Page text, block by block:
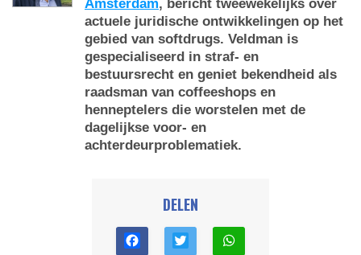
Amsterdam, bericht tweewekelijks over
actuele juridische ontwikkelingen op het
gebied van softdrugs. Veldman is
gespecialiseerd in straf- en
bestuursrecht en geniet bekendheid als
raadsman van coffeeshops en
henneptelers die worstelen met de
dagelijkse voor- en
achterdeurproblematiek.
DELEN